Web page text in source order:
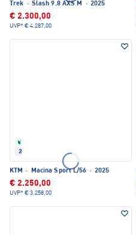
Trek · Slash 9.8 AXS M · 2025
€ 2.300,00
UVP* € 4.287,00
2025
KTM · Macina Sport L/56 · 2025
€ 2.250,00
UVP* € 3.258,00